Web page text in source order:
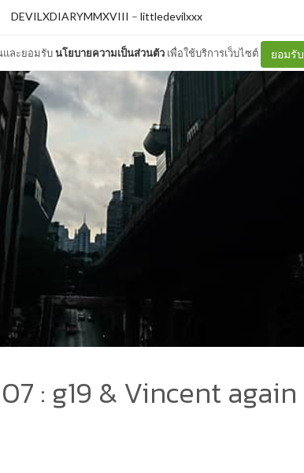
และยอมรับนโยบายความเป็นส่วนตัว เพื่อใช้บริการเว็บไซต์ ยอมรับ
DEVILXDIARYMMXVIII – littledevilxxx
: g19 & Vincent again